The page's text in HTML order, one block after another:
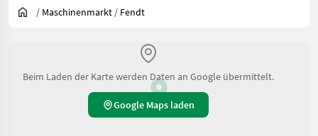
/ Maschinenmarkt / Fendt
Beim Laden der Karte werden Daten an Google übermittelt.
Google Maps laden